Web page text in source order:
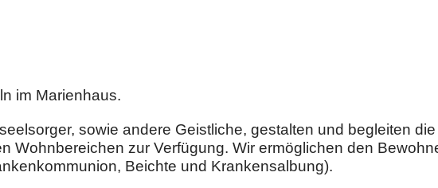
im Marienhaus.
sowie andere Geistliche, gestalten und begleiten
Wohnbereichen zur Verfügung. Wir ermöglichen den
Beichte und Krankensalbung).